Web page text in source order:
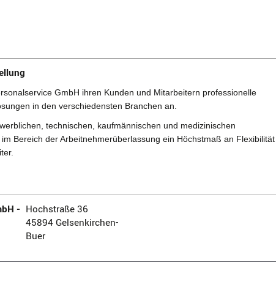
GmbH ihren Kunden und Mitarbeitern professionelle
in den verschiedensten Branchen an.
technischen, kaufmännischen und medizinischen
Bereich der Arbeitnehmerüberlassung ein Höchstmaß an Flexibilität
- Hochstraße 36
45894 Gelsenkirchen-
Buer